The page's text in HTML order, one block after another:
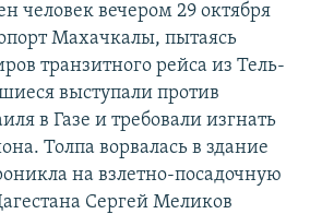
человек вечером 29 октября
Махачкалы, пытаясь
транзитного рейса из Тель-
выступали против
в Газе и требовали изгнать
Толпа ворвалась в здание
на взлетно-посадочную
Сергей Меликов